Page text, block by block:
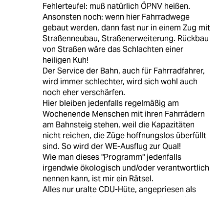
Fehlerteufel: muß natürlich ÖPNV heißen.
Ansonsten noch: wenn hier Fahrradwege
gebaut werden, dann fast nur in einem Zug mit
Straßenneubau, Straßenerweiterung. Rückbau
von Straßen wäre das Schlachten einer
heiligen Kuh!
Der Service der Bahn, auch für Fahrradfahrer,
wird immer schlechter, wird sich wohl auch
noch eher verschärfen.
Hier bleiben jedenfalls regelmäßig am
Wochenende Menschen mit ihren Fahrrädern
am Bahnsteig stehen, weil die Kapazitäten
nicht reichen, die Züge hoffnungslos überfüllt
sind. So wird der WE-Ausflug zur Qual!
Wie man dieses "Programm" jedenfalls
irgendwie ökologisch und/oder verantwortlich
nennen kann, ist mir ein Rätsel.
Alles nur uralte CDU-Hüte, angepriesen als